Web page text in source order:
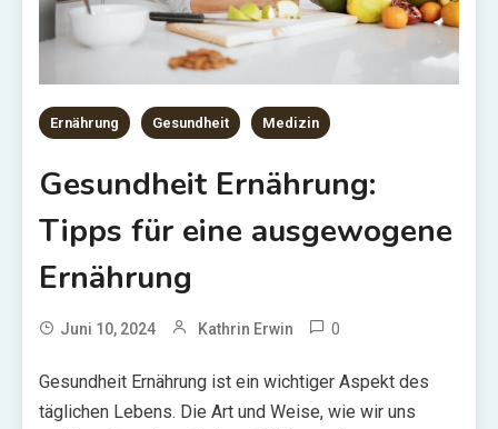
Ernährung Gesundheit Medizin
Gesundheit Ernährung:
Tipps für eine ausgewogene
Ernährung
Juni 10, 2024 Kathrin Erwin 0
Gesundheit Ernährung ist ein wichtiger Aspekt des
täglichen Lebens. Die Art und Weise, wie wir uns